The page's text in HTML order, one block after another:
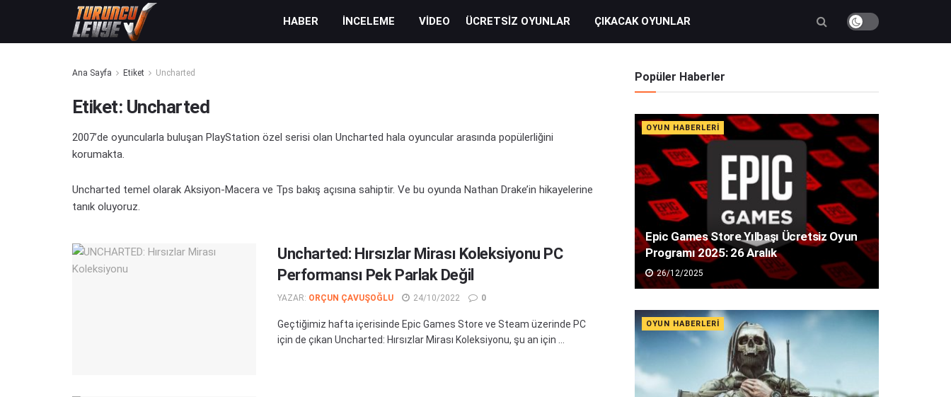
HABER İNCELEME VIDEO ÜCRETSIZ OYUNLAR ÇIKACAK OYUNLAR
Ana Sayfa Etiket Uncharted
Etiket: Uncharted
2007’de oyuncularla buluşan PlayStation özel serisi olan Uncharted hala oyuncular arasında popülerliğini
korumakta.
Uncharted temel olarak Aksiyon-Macera ve Tps bakış açısına sahiptir. Ve bu oyunda Nathan Drake’in hikayelerine
tanık oluyoruz.
Uncharted: Hırsızlar Mirası Koleksiyonu PC
Performansı Pek Parlak Değil
YAZAR: ORÇUN ÇAVUŞOĞLU 24/10/2022 0
Geçtiğimiz hafta içerisinde Epic Games Store ve Steam üzerinde PC
için de çıkan Uncharted: Hırsızlar Mirası Koleksiyonu, şu an için ...
Popüler Haberler
OYUN HABERLERI
Epic Games Store Yılbaşı Ücretsiz Oyun
Programı 2025: 26 Aralık
26/12/2025
OYUN HABERLERI